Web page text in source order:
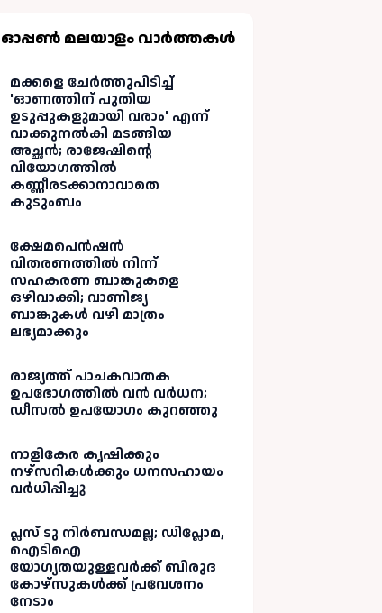
എഡിഎമ്മിന്
അന്വേഷണ
ആരോപണവു
മായി
ഓപ്പണ്‍ മലയാളം വാർത്തകള്‍
മക്കളെ ചേർത്തുപിടിച്ച്
'ഓണത്തിന് പുതിയ
ഉടുപ്പുകളുമായി വരാം' എന്ന്
വാക്കുനൽകി മടങ്ങിയ
അച്ഛൻ; രാജേഷിന്റെ
വിയോഗത്തിൽ
കണ്ണീരടക്കാനാവാതെ
കുടുംബം
ക്ഷേമപെൻഷൻ
വിതരണത്തിൽ നിന്ന്
സഹകരണ ബാങ്കുകളെ
ഒഴിവാക്കി; വാണിജ്യ
ബാങ്കുകൾ വഴി മാത്രം
ലഭ്യമാക്കും
രാജ്യത്ത് പാചകവാതക
ഉപഭോഗത്തിൽ വൻ വർധന;
ഡീസൽ ഉപയോഗം കുറഞ്ഞു
നാളികേര കൃഷിക്കും
നഴ്സറികൾക്കും ധനസഹായം
വർധിപ്പിച്ചു
പ്ലസ് ടു നിർബന്ധമല്ല; ഡിപ്ലോമ,
ഐടിഐ
യോഗ്യതയുള്ളവർക്ക് ബിരുദ
കോഴ്‌സുകൾക്ക് പ്രവേശനം
നേടാം